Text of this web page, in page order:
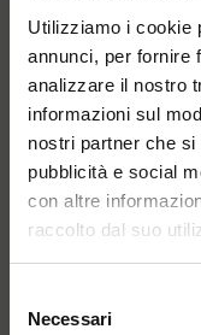
Utilizziamo i cookie
annunci, per fornire
analizzare il nostro
informazioni sul
nostri partner che
pubblicità e social
con altre
raccolto dal suo
delNecessari
delle
delle
Rinnovabili